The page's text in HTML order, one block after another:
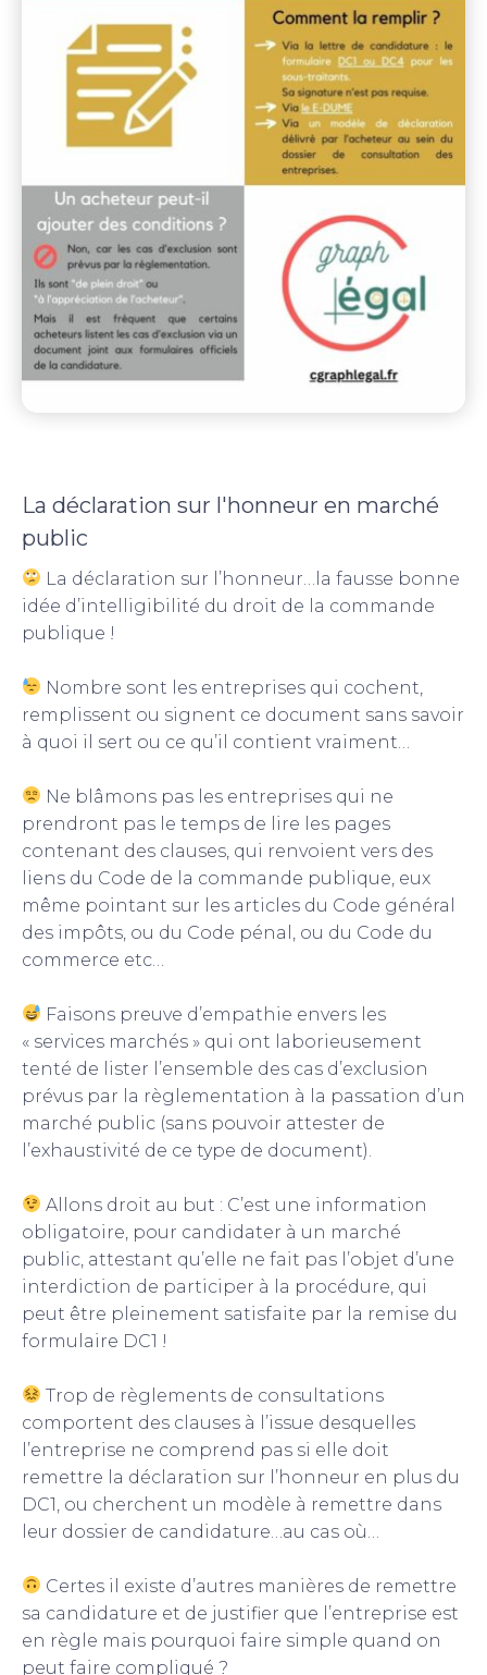
La déclaration sur l'honneur en marché
public
La déclaration sur l’honneur…la fausse bonne
idée d’intelligibilité du droit de la commande
publique !
Nombre sont les entreprises qui cochent,
remplissent ou signent ce document sans savoir
à quoi il sert ou ce qu’il contient vraiment…
Ne blâmons pas les entreprises qui ne
prendront pas le temps de lire les pages
contenant des clauses, qui renvoient vers des
liens du Code de la commande publique, eux
même pointant sur les articles du Code général
des impôts, ou du Code pénal, ou du Code du
commerce etc…
Faisons preuve d’empathie envers les
« services marchés » qui ont laborieusement
tenté de lister l’ensemble des cas d’exclusion
prévus par la règlementation à la passation d’un
marché public (sans pouvoir attester de
l’exhaustivité de ce type de document).
Allons droit au but : C’est une information
obligatoire, pour candidater à un marché
public, attestant qu’elle ne fait pas l’objet d’une
interdiction de participer à la procédure, qui
peut être pleinement satisfaite par la remise du
formulaire DC1 !
Trop de règlements de consultations
comportent des clauses à l’issue desquelles
l’entreprise ne comprend pas si elle doit
remettre la déclaration sur l’honneur en plus du
DC1, ou cherchent un modèle à remettre dans
leur dossier de candidature…au cas où…
Certes il existe d’autres manières de remettre
sa candidature et de justifier que l’entreprise est
en règle mais pourquoi faire simple quand on
peut faire compliqué ?